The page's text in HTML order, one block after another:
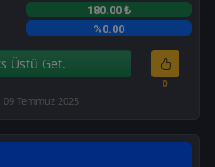
180.00 ₺
%0.00
Üstü Get.
0
09 Temmuz 2025